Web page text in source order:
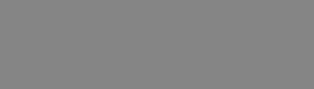
của nhà xe này,